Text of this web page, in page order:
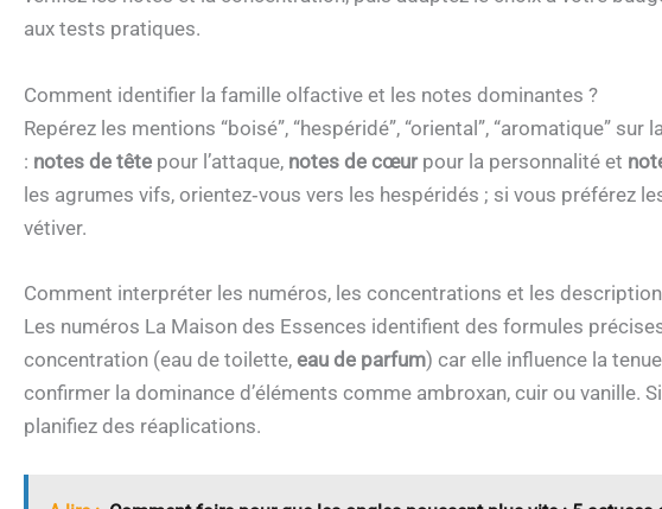
aux tests pratiques.
Comment identifier la famille olfactive et les notes dominantes ?
Repérez les mentions “boisé”, “hespéridé”, “oriental”, “aromatique”
: notes de tête pour l’attaque, notes de cœurpour la personnalité et
les agrumes vifs, orientez‑vous vers les hespéridés ; si vous préférez
vétiver.
Comment interpréter les numéros, les concentrations et les
Les numéros La Maison des Essences identifient des formules
concentration (eau de toilette, eau de parfum) car elle influence la
confirmer la dominance d’éléments comme ambroxan, cuir ou vanille.
planifiez des réaplications.